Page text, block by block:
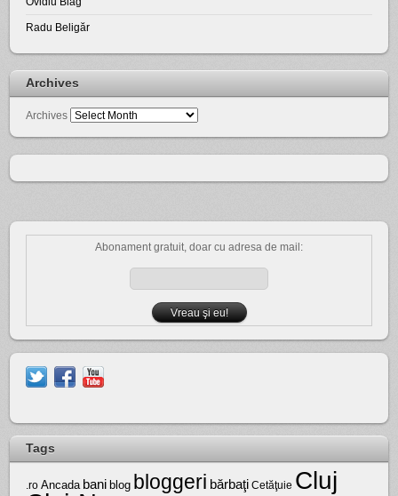
Radu Beligăr
Archives
Archives
Abonament gratuit, doar cu adresa de mail:
Tags
.ro Ancada bani blog bloggeri bărbaţi Cetăţuie Cluj